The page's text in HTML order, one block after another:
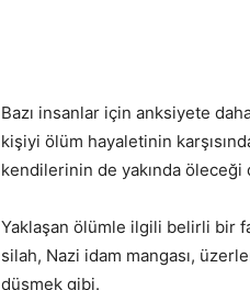
Bazı insanlar için anksiyete
kişiyi ölüm hayaletinin
kendilerinin de yakında öleceği
Yaklaşan ölümle ilgili belirli bir
silah, Nazi idam mangası,
düşmek gibi.